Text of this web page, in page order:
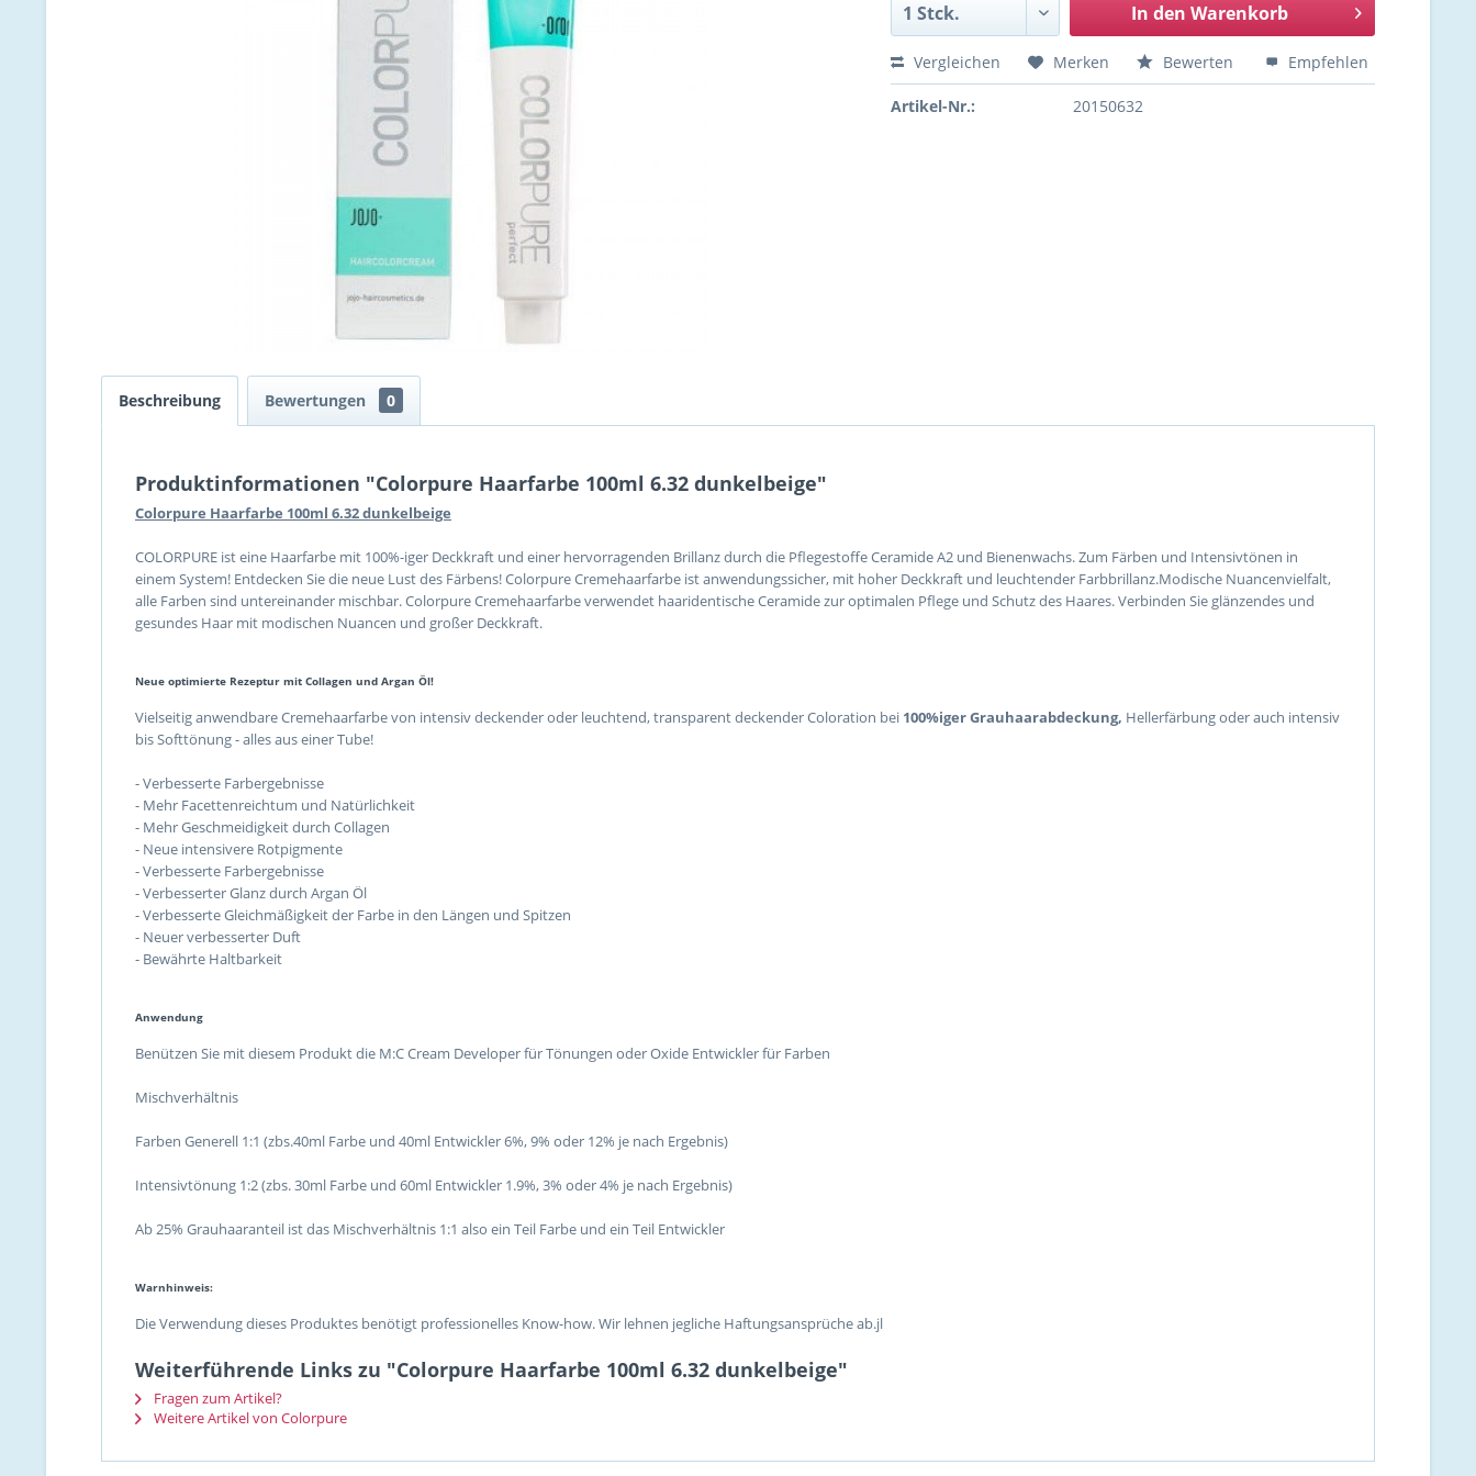
In den Warenkorb
Vergleichen Merken Bewerten Empfehlen
Artikel-Nr.: 20150632
Beschreibung Bewertungen 0
Produktinformationen "Colorpure Haarfarbe 100ml 6.32 dunkelbeige"
Colorpure Haarfarbe 100ml 6.32 dunkelbeige
COLORPURE ist eine Haarfarbe mit 100%-iger Deckkraft und einer hervorragenden Brillanz durch die Pflegestoffe Ceramide A2 und Bienenwachs. Zum Färben und Intensivtönen in
einem System! Entdecken Sie die neue Lust des Färbens! Colorpure Cremehaarfarbe ist anwendungssicher, mit hoher Deckkraft und leuchtender Farbbrillanz.Modische Nuancenvielfalt,
alle Farben sind untereinander mischbar. Colorpure Cremehaarfarbe verwendet haaridentische Ceramide zur optimalen Pflege und Schutz des Haares. Verbinden Sie glänzendes und
gesundes Haar mit modischen Nuancen und großer Deckkraft.
Neue optimierte Rezeptur mit Collagen und Argan Öl!
Vielseitig anwendbare Cremehaarfarbe von intensiv deckender oder leuchtend, transparent deckender Coloration bei 100%iger Grauhaarabdeckung, Hellerfärbung oder auch intensiv
bis Softtönung - alles aus einer Tube!
- Verbesserte Farbergebnisse
- Mehr Facettenreichtum und Natürlichkeit
- Mehr Geschmeidigkeit durch Collagen
- Neue intensivere Rotpigmente
- Verbesserte Farbergebnisse
- Verbesserter Glanz durch Argan Öl
- Verbesserte Gleichmäßigkeit der Farbe in den Längen und Spitzen
- Neuer verbesserter Duft
- Bewährte Haltbarkeit
Anwendung
Benützen Sie mit diesem Produkt die M:C Cream Developer für Tönungen oder Oxide Entwickler für Farben
Mischverhältnis
Farben Generell 1:1 (zbs.40ml Farbe und 40ml Entwickler 6%, 9% oder 12% je nach Ergebnis)
Intensivtönung 1:2 (zbs. 30ml Farbe und 60ml Entwickler 1.9%, 3% oder 4% je nach Ergebnis)
Ab 25% Grauhaaranteil ist das Mischverhältnis 1:1 also ein Teil Farbe und ein Teil Entwickler
Warnhinweis:
Die Verwendung dieses Produktes benötigt professionelles Know-how. Wir lehnen jegliche Haftungsansprüche ab.jl
Weiterführende Links zu "Colorpure Haarfarbe 100ml 6.32 dunkelbeige"
Fragen zum Artikel?
Weitere Artikel von Colorpure